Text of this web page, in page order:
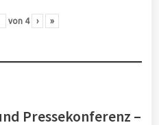
von 4 › »
Pressekonferenz –